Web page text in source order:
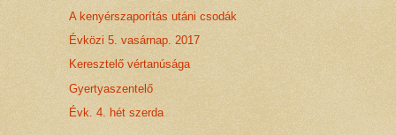
A kenyérszaporítás utáni csodák
Évközi 5. vasárnap. 2017
Keresztelő vértanúsága
Gyertyaszentelő
Évk. 4. hét szerda